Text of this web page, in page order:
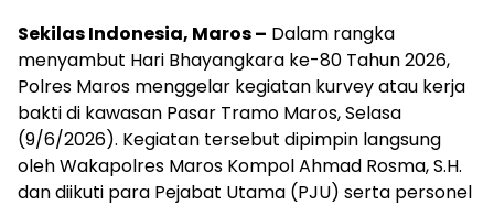
Sekilas Indonesia, Maros – Dalam rangka
menyambut Hari Bhayangkara ke-80 Tahun 2026,
Polres Maros menggelar kegiatan kurvey atau kerja
bakti di kawasan Pasar Tramo Maros, Selasa
(9/6/2026). Kegiatan tersebut dipimpin langsung
oleh Wakapolres Maros Kompol Ahmad Rosma, S.H.
dan diikuti para Pejabat Utama (PJU) serta personel